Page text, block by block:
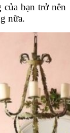
của bạn trở nên
nữa.